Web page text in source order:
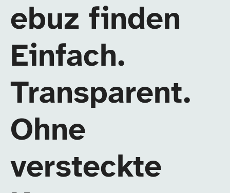
ebuz finden
Einfach.
Transparent.
Ohne
versteckte